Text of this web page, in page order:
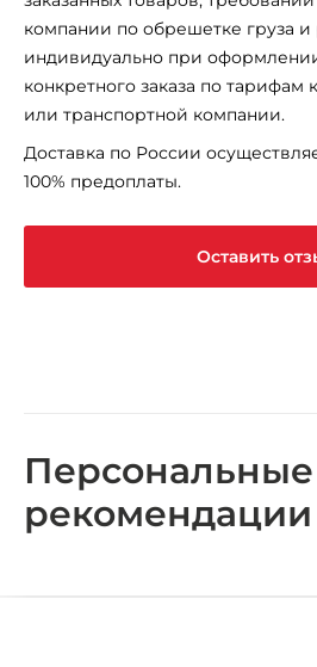
компании по обрешетке груза и
индивидуально при
конкретного заказа по тарифам
или транспортной компании.
Доставка по России
100% предоплаты.
Оставить
Персональные
рекомендации